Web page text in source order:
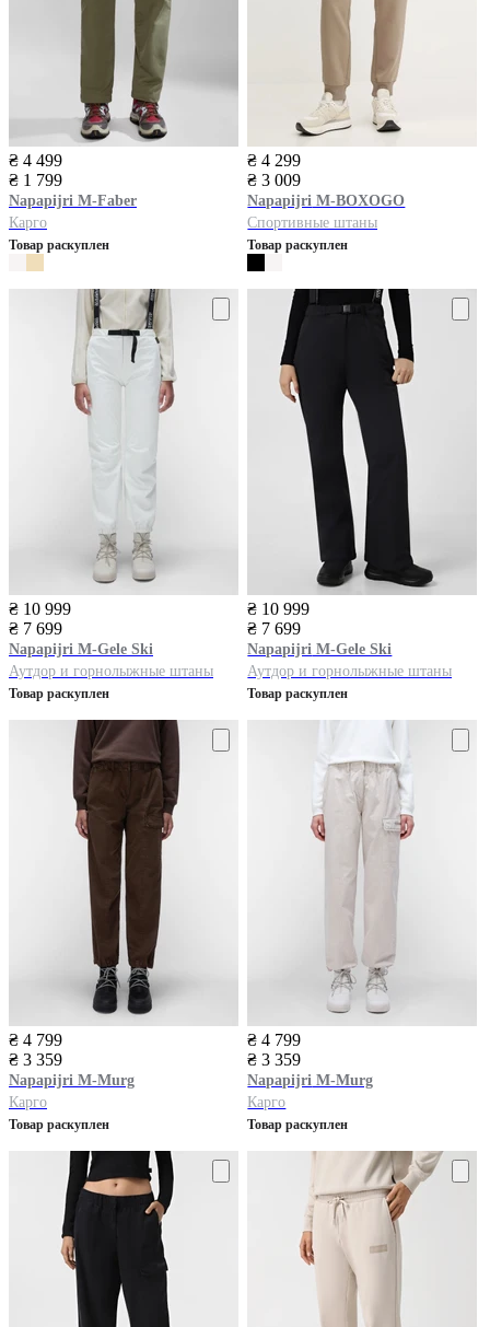
₴ 4 499
₴ 1 799
Napapijri M-Faber
Карго
Товар раскуплен
₴ 4 299
₴ 3 009
Napapijri M-BOXOGO
Спортивные штаны
Товар раскуплен
₴ 10 999
₴ 7 699
Napapijri M-Gele Ski
Аутдор и горнолыжные штаны
Товар раскуплен
₴ 10 999
₴ 7 699
Napapijri M-Gele Ski
Аутдор и горнолыжные штаны
Товар раскуплен
₴ 4 799
₴ 3 359
Napapijri M-Murg
Карго
Товар раскуплен
₴ 4 799
₴ 3 359
Napapijri M-Murg
Карго
Товар раскуплен